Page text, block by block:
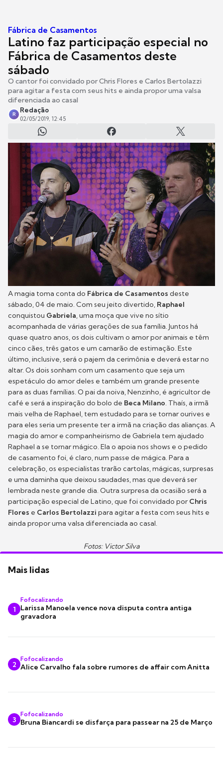
Fábrica de Casamentos
Latino faz participação especial no
Fábrica de Casamentos deste
sábado
O cantor foi convidado por Chris Flores e Carlos Bertolazzi
para agitar a festa com seus hits e ainda propor uma valsa
diferenciada ao casal
R
Redação
02/05/2019, 12:45
A magia toma conta do Fábrica de Casamentos deste
sábado, 04 de maio. Com seu jeito divertido, Raphael
conquistou Gabriela, uma moça que vive no sítio
acompanhada de várias gerações de sua família. Juntos há
quase quatro anos, os dois cultivam o amor por animais e têm
cinco cães, três gatos e um camarão de estimação. Este
último, inclusive, será o pajem da cerimônia e deverá estar no
altar. Os dois sonham com um casamento que seja um
espetáculo do amor deles e também um grande presente
para as duas famílias. O pai da noiva, Nenzinho, é agricultor de
café e será a inspiração do bolo de Beca Milano. Thaís, a irmã
mais velha de Raphael, tem estudado para se tornar ourives e
para eles seria um presente ter a irmã na criação das alianças. A
magia do amor e companheirismo de Gabriela tem ajudado
Raphael a se tornar mágico. Ela o apoia nos shows e o pedido
de casamento foi, é claro, num passe de mágica. Para a
celebração, os especialistas trarão cartolas, mágicas, surpresas
e uma daminha que deixou saudades, mas que deverá ser
lembrada neste grande dia. Outra surpresa da ocasião será a
participação especial de Latino, que foi convidado por Chris
Flores e Carlos Bertolazzi para agitar a festa com seus hits e
ainda propor uma valsa diferenciada ao casal.
Fotos: Victor Silva
Mais lidas
1
Fofocalizando
Larissa Manoela vence nova disputa contra antiga
gravadora
2
Fofocalizando
Alice Carvalho fala sobre rumores de affair com Anitta
3
Fofocalizando
Bruna Biancardi se disfarça para passear na 25 de Março